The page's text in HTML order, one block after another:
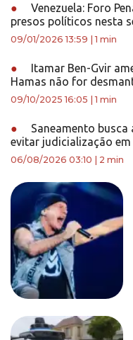
●
Venezuela: Foro
presos políticos nesta
09/01/2026 13:59 |1 min
●
Itamar Ben-Gvir
Hamas não for
09/10/2025 16:05 |1 min
●
Saneamento
evitar judicialização
06/08/2026 03:10 2 min